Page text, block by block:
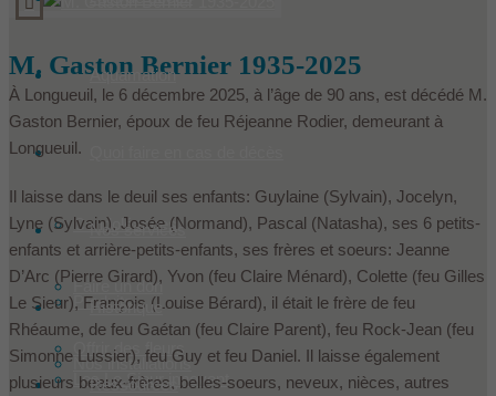
Aquamation
Condoléances
Faire un don
Offrir des fleurs
Nos services
Produits
Nos installations
Historique
Les Le Sieur innovent
Ressources
M. Gaston Bernier 1935-2025
À Longueuil, le 6 décembre 2025, à l’âge de 90 ans, est décédé M.
Gaston Bernier, époux de feu Réjeanne Rodier, demeurant à
Longueuil.
Il laisse dans le deuil ses enfants: Guylaine (Sylvain), Jocelyn,
Lyne (Sylvain), Josée (Normand), Pascal (Natasha), ses 6 petits-
enfants et arrière-petits-enfants, ses frères et soeurs: Jeanne
D’Arc (Pierre Girard), Yvon (feu Claire Ménard), Colette (feu Gilles
Le Sieur), François (Louise Bérard), il était le frère de feu
Rhéaume, de feu Gaétan (feu Claire Parent), feu Rock-Jean (feu
Simonne Lussier), feu Guy et feu Daniel. Il laisse également
plusieurs beaux-frères, belles-soeurs, neveux, nièces, autres